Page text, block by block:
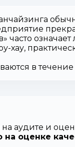
часто
хау,
в
аудите и
оценке